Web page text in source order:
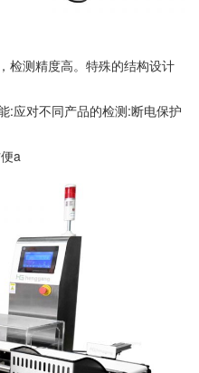
检测精度高。特殊的结构设计
:应对不同产品的检测:断电保护
a